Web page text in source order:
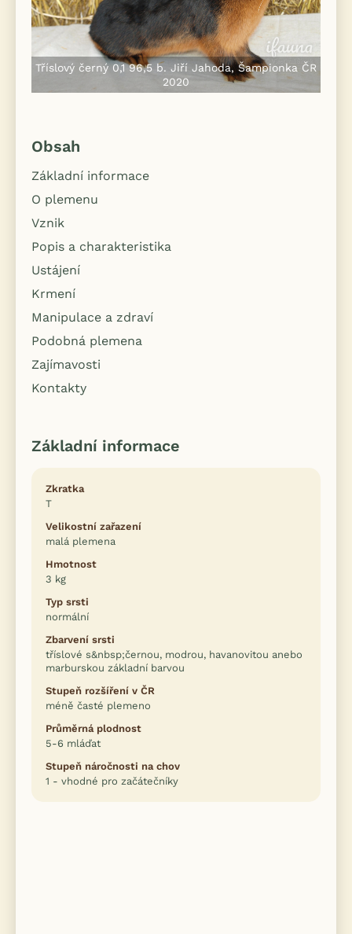
Tříslový černý 0,1 96,5 b. Jiří Jahoda, Šampionka ČR
2020
Obsah
Základní informace
O plemenu
Vznik
Popis a charakteristika
Ustájení
Krmení
Manipulace a zdraví
Podobná plemena
Zajímavosti
Kontakty
Základní informace
Zkratka
T
Velikostní zařazení
malá plemena
Hmotnost
3 kg
Typ srsti
normální
Zbarvení srsti
tříslové s&nbsp;černou, modrou, havanovitou anebo
marburskou základní barvou
Stupeň rozšíření v ČR
méně časté plemeno
Průměrná plodnost
5-6 mláďat
Stupeň náročnosti na chov
1 - vhodné pro začátečníky